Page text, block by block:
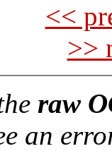
<<
>>
raw
an